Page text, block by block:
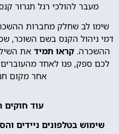
מעבר להולכי רגל תגרור קנס של בין 40
שימו לב שחלק מחברות
דמי ניהול הקנס בשם השוכר,
ההשכרה.קראו תמיד את
לכם ספק, פנו לאחד
אחר מקום
עוד חוקים
שימוש בטלפונים ניידים